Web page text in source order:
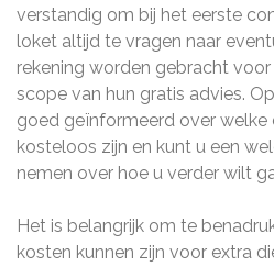
verstandig om bij het eerste
loket altijd te vragen naar
rekening worden gebracht
scope van hun gratis advies.
goed geïnformeerd over welke
kosteloos zijn en kunt u een
nemen over hoe u verder wilt
Het is belangrijk om te
kosten kunnen zijn voor extra